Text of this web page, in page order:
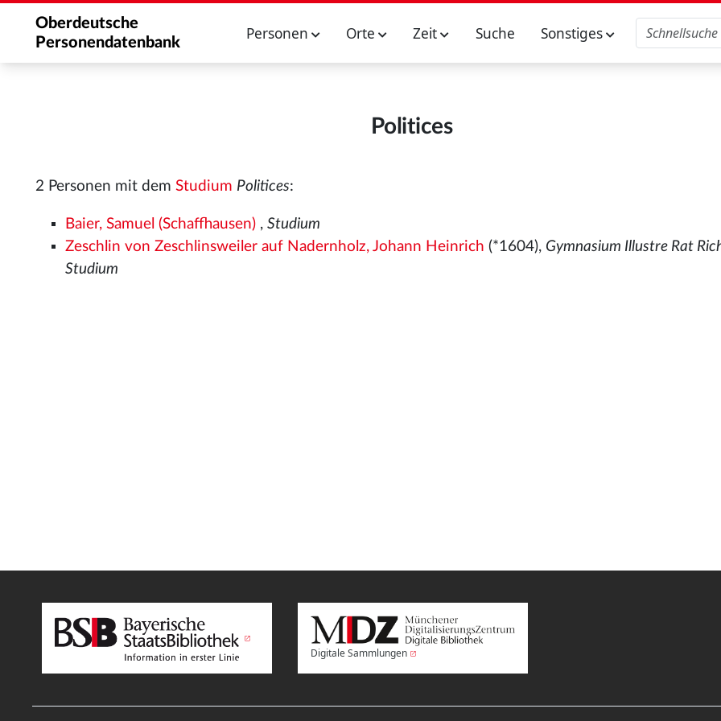
Oberdeutsche
Personendatenbank
Personen Orte Zeit Suche Sonstiges
Politices
2 Personen mit dem Studium Politices:
Baier, Samuel (Schaffhausen) ,Studium
Zeschlin von Zeschlinsweiler auf Nadernholz, Johann Heinrich (*1604), Gymnasium Illustre Rat
Studium
Digitale Sammlungen